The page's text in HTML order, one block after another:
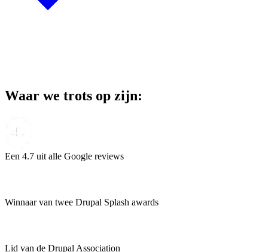
Waar we trots op zijn:
Een 4.7 uit alle Google reviews
Winnaar van twee Drupal Splash awards
Lid van de Drupal Association